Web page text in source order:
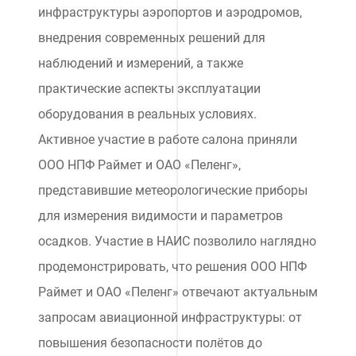
инфраструктуры аэропортов и аэродромов,
внедрения современных решений для
наблюдений и измерений, а также
практические аспекты эксплуатации
оборудования в реальных условиях.
Активное участие в работе салона приняли
ООО НПФ Раймет и ОАО «Пеленг»,
представившие метеорологические приборы
для измерения видимости и параметров
осадков. Участие в НАИС позволило наглядно
продемонстрировать, что решения ООО НПФ
Раймет и ОАО «Пеленг» отвечают актуальным
запросам авиационной инфраструктуры: от
повышения безопасности полётов до